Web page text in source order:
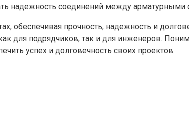
надежность соединений между арматурными
прочность, надежность и
для подрядчиков, так и для инженеров.
успех и долговечность своих проектов.